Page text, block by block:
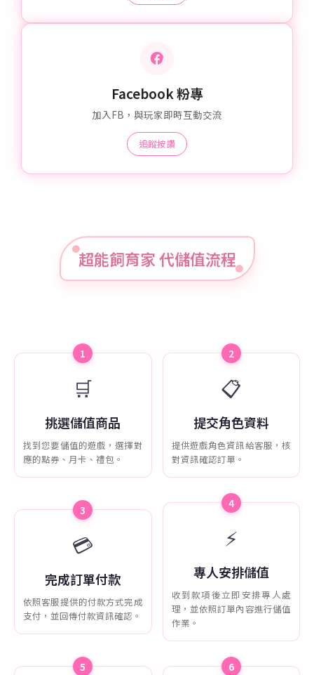
Facebook 粉專
加入FB，與玩家即時互動交流
追蹤按讚
超能飼育家 代儲值流程
1
🛒
挑選儲值商品
找到您要儲值的遊戲，選擇對
應的點券、月卡、禮包。
2
📋
提交角色資料
提供遊戲角色資訊給客服，核
對資訊確認訂單。
3
💳
完成訂單付款
依照客服提供的付款方式完成
支付，並回傳付款資訊確認。
4
⚡
專人安排儲值
收到款項後立即安排專人處
理，並依照訂單內容進行儲值
作業。
5 6